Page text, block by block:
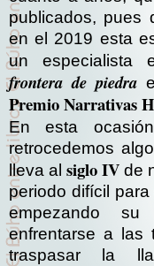
publicados, pues
en el 2019 esta
un especialista
frontera de piedra
Premio Narrativas
En esta
retrocedemos
lleva al siglo IV de
periodo difícil
empezando
enfrentarse a las
traspasar la